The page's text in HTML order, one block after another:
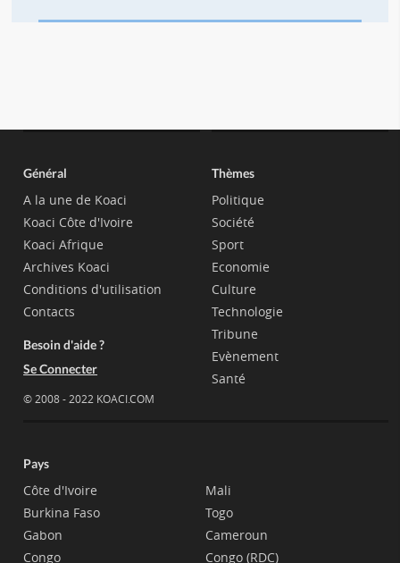
Général
A la une de Koaci
Koaci Côte d'Ivoire
Koaci Afrique
Archives Koaci
Conditions d'utilisation
Contacts
Besoin d'aide ?
Se Connecter
© 2008 - 2022 KOACI.COM
Thèmes
Politique
Société
Sport
Economie
Culture
Technologie
Tribune
Evènement
Santé
Pays
Côte d'Ivoire
Burkina Faso
Gabon
Congo
Mali
Togo
Cameroun
Congo (RDC)